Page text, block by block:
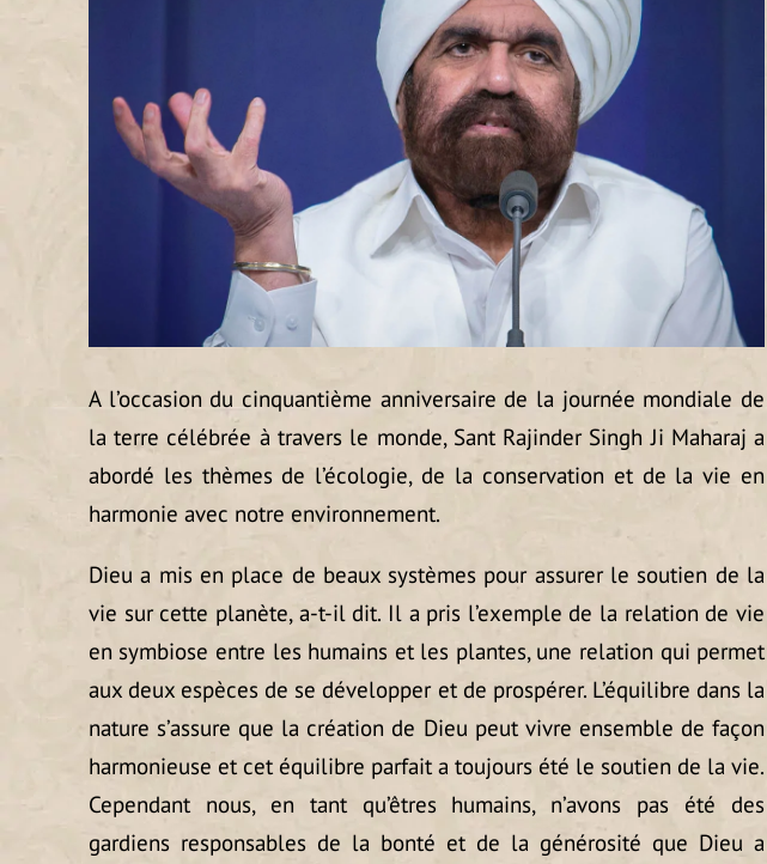
A l’occasion du cinquantième anniversaire de la journée mondiale de
la terre célébrée à travers le monde, Sant Rajinder Singh Ji Maharaj a
abordé les thèmes de l’écologie, de la conservation et de la vie en
harmonie avec notre environnement.
Dieu a mis en place de beaux systèmes pour assurer le soutien de la
vie sur cette planète, a-t-il dit. Il a pris l’exemple de la relation de vie
en symbiose entre les humains et les plantes, une relation qui permet
aux deux espèces de se développer et de prospérer. L’équilibre dans la
nature s’assure que la création de Dieu peut vivre ensemble de façon
harmonieuse et cet équilibre parfait a toujours été le soutien de la vie.
Cependant nous, en tant qu’êtres humains, n’avons pas été des
gardiens responsables de la bonté et de la générosité que Dieu a